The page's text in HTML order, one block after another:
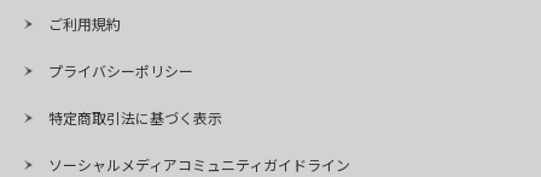
ご利用規約
プライバシーポリシー
特定商取引法に基づく表示
ソーシャルメディアコミュニティガイドライン